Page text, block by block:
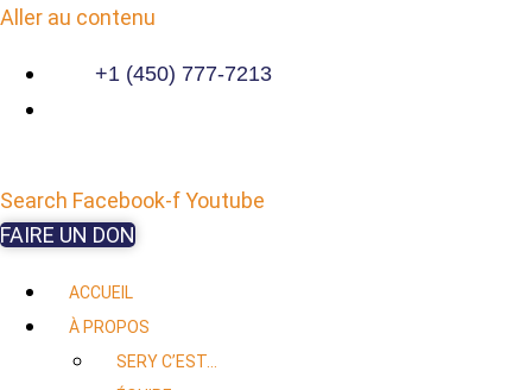
Aller au contenu
+1 (450) 777-7213
Search Facebook-fYoutube
FAIRE UN DON
ACCUEIL
À PROPOS
SERY C’EST…